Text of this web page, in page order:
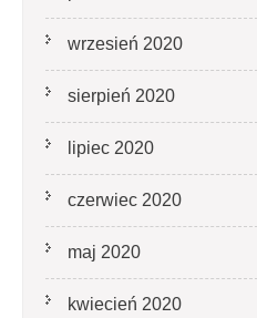
wrzesień 2020
sierpień 2020
lipiec 2020
czerwiec 2020
maj 2020
kwiecień 2020